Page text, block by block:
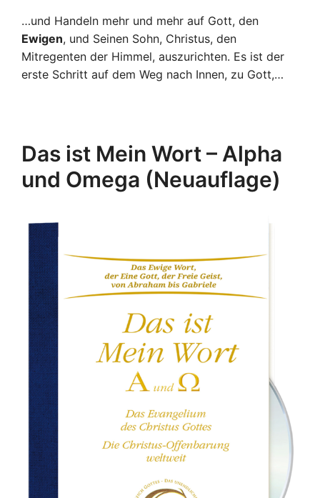
…und Handeln mehr und mehr auf Gott, den
Ewigen, und Seinen Sohn, Christus, den
Mitregenten der Himmel, auszurichten. Es ist der
erste Schritt auf dem Weg nach Innen, zu Gott,…
Das ist Mein Wort – Alpha
und Omega (Neuauflage)